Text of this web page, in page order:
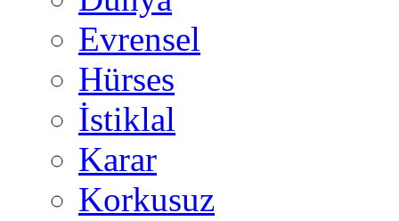
Evrensel
Hürses
İstiklal
Karar
Korkusuz